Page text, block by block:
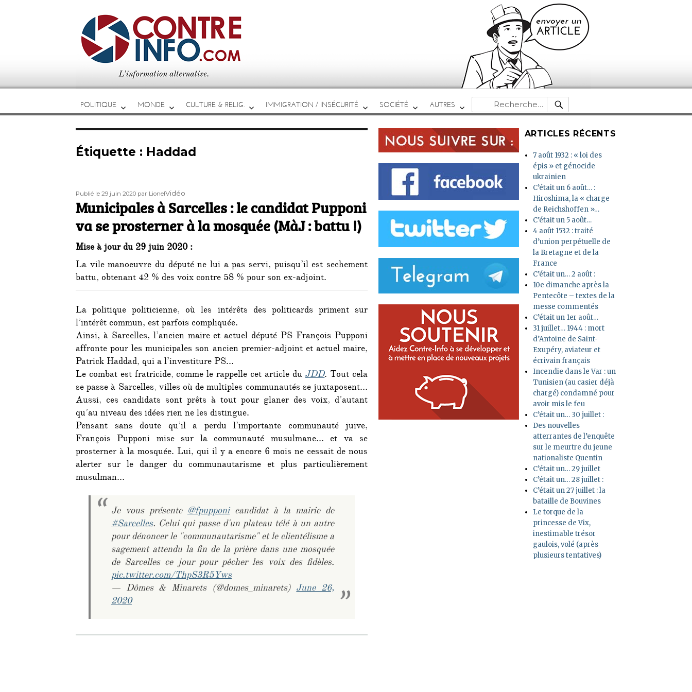
POLITIQUE MONDE CULTURE & RELIG. IMMIGRATION / INSÉCURITÉ SOCIÉTÉ AUTRES
Recherche
pour :
RECHERCHE
Étiquette : Haddad
Publié
le
Publié le 29 juin 2020 Auteur
par LionelFormat
Vidéo
Municipales à Sarcelles : le candidat Pupponi
va se prosterner à la mosquée (MàJ : battu !)
Mise à jour du 29 juin 2020 :
La vile manoeuvre du député ne lui a pas servi, puisqu’il est sechement
battu, obtenant 42 % des voix contre 58 % pour son ex-adjoint.
La politique politicienne, où les intérêts des politicards priment sur
l’intérêt commun, est parfois compliquée.
Ainsi, à Sarcelles, l’ancien maire et actuel député PS François Pupponi
affronte pour les municipales son ancien premier-adjoint et actuel maire,
Patrick Haddad, qui a l’investiture PS…
Le combat est fratricide, comme le rappelle cet article duJDD. Tout cela
se passe à Sarcelles, villes où de multiples communautés se juxtaposent…
Aussi, ces candidats sont prêts à tout pour glaner des voix, d’autant
qu’au niveau des idées rien ne les distingue.
Pensant sans doute qu’il a perdu l’importante communauté juive,
François Pupponi mise sur la communauté musulmane… et va se
prosterner à la mosquée. Lui, qui il y a encore 6 mois ne cessait de nous
alerter sur le danger du communautarisme et plus particulièrement
musulman…
Je vous présente @fpupponicandidat à la mairie de
#Sarcelles. Celui qui passe d'un plateau télé à un autre
pour dénoncer le "communautarisme" et le clientélisme a
sagement attendu la fin de la prière dans une mosquée
de Sarcelles ce jour pour pêcher les voix des fidèles.
pic.twitter.com/ThpS3R5Yws
— Dômes & Minarets (@domes_minarets)June 26,
2020
ARTICLES RÉCENTS
7 août 1932 : « loi des
épis » et génocide
ukrainien
C’était un 6 août… :
Hiroshima, la « charge
de Reichshoffen »…
C’était un 5 août…
4 août 1532 : traité
d’union perpétuelle de
la Bretagne et de la
France
C’était un… 2 août :
10e dimanche après la
Pentecôte – textes de la
messe commentés
C’était un 1er août…
31 juillet… 1944 : mort
d’Antoine de Saint-
Exupéry, aviateur et
écrivain français
Incendie dans le Var : un
Tunisien (au casier déjà
chargé) condamné pour
avoir mis le feu
C’était un… 30 juillet :
Des nouvelles
atterrantes de l’enquête
sur le meurtre du jeune
nationaliste Quentin
C’était un… 29 juillet
C’était un… 28 juillet :
C’était un 27 juillet : la
bataille de Bouvines
Le torque de la
princesse de Vix,
inestimable trésor
gaulois, volé (après
plusieurs tentatives)